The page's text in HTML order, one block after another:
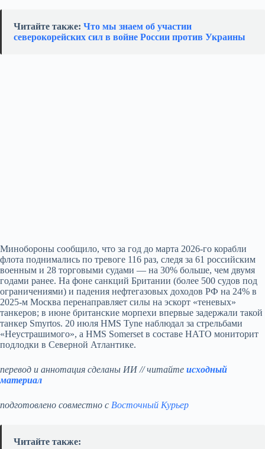
Читайте также: Что мы знаем об участии
северокорейских сил в войне России против Украины
Минобороны сообщило, что за год до марта 2026-го корабли
флота поднимались по тревоге 116 раз, следя за 61 российским
военным и 28 торговыми судами — на 30% больше, чем двумя
годами ранее. На фоне санкций Британии (более 500 судов под
ограничениями) и падения нефтегазовых доходов РФ на 24% в
2025-м Москва перенаправляет силы на эскорт «теневых»
танкеров; в июне британские морпехи впервые задержали такой
танкер Smyrtos. 20 июля HMS Tyne наблюдал за стрельбами
«Неустрашимого», а HMS Somerset в составе НАТО мониторит
подлодки в Северной Атлантике.
перевод и аннотация сделаны ИИ // читайте исходный
материал
подготовлено совместно с Восточный Курьер
Читайте также: